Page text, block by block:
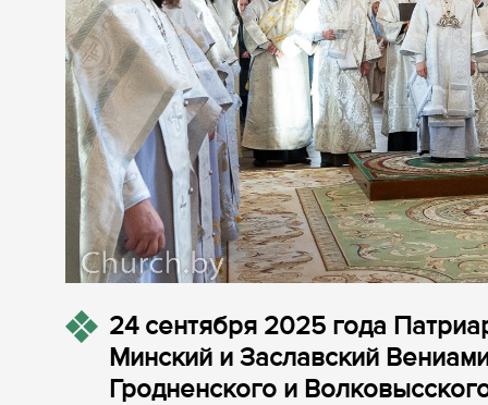
24 сентября 2025 года
Минский и Заславский
Гродненского и